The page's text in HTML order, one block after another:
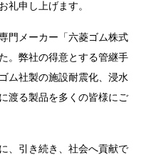
礼申し上げます。
門メーカー「六菱ゴム株式
。弊社の得意とする管継手
ム社製の施設耐震化、浸水
渡る製品を多くの皆様にご
、引き続き、社会へ貢献で